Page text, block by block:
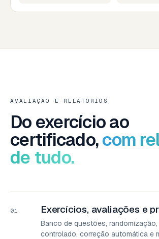
AVALIAÇÃO E RELATÓRIOS
Do exercício ao
certificado,com
de tudo.
01 Exercícios, avaliações e
Banco de questões,
controlado, correção automática e